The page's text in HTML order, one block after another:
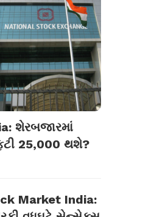
શેરબજારમાં
25,000 થશે?
Market India: